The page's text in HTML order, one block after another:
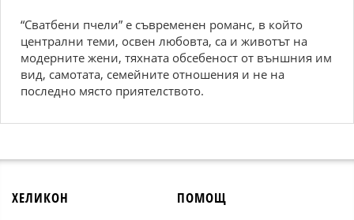
“Сватбени пчели” е съвременен романс, в който
централни теми, освен любовта, са и животът на
модерните жени, тяхната обсебеност от външния им
вид, самотата, семейните отношения и не на
последно място приятелството.
ХЕЛИКОН ПОМОЩ